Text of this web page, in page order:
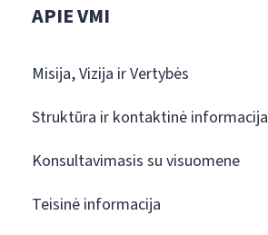
APIE VMI
Misija, Vizija ir Vertybės
Struktūra ir kontaktinė informacija
Konsultavimasis su visuomene
Teisinė informacija